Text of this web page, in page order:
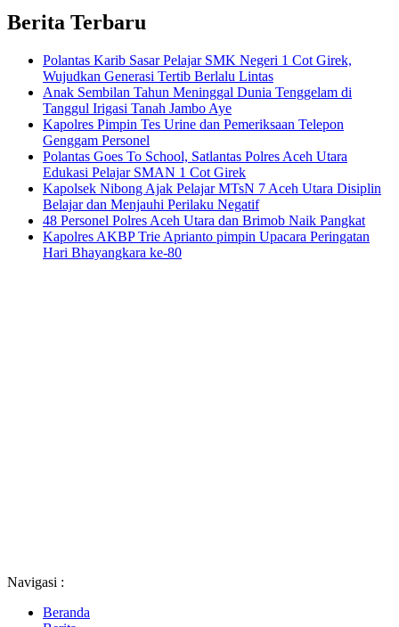
Berita Terbaru
Polantas Karib Sasar Pelajar SMK Negeri 1 Cot Girek,
Wujudkan Generasi Tertib Berlalu Lintas
Anak Sembilan Tahun Meninggal Dunia Tenggelam di
Tanggul Irigasi Tanah Jambo Aye
Kapolres Pimpin Tes Urine dan Pemeriksaan Telepon
Genggam Personel
Polantas Goes To School, Satlantas Polres Aceh Utara
Edukasi Pelajar SMAN 1 Cot Girek
Kapolsek Nibong Ajak Pelajar MTsN 7 Aceh Utara Disiplin
Belajar dan Menjauhi Perilaku Negatif
48 Personel Polres Aceh Utara dan Brimob Naik Pangkat
Kapolres AKBP Trie Aprianto pimpin Upacara Peringatan
Hari Bhayangkara ke-80
Navigasi :
Beranda